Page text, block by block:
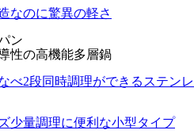
なのに驚異の軽さ
ン
性の高機能多層鍋
べ2段同時調理ができるステンレ
少量調理に便利な小型タイプ